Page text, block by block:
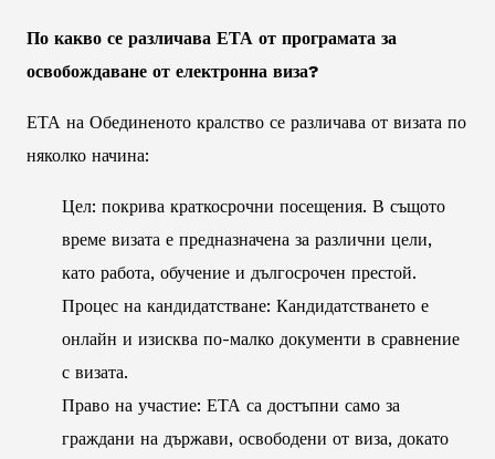
По какво се различава ЕТА от програмата за
освобождаване от електронна виза?
ЕТА на Обединеното кралство се различава от визата по
няколко начина:
Цел: покрива краткосрочни посещения. В същото
време визата е предназначена за различни цели,
като работа, обучение и дългосрочен престой.
Процес на кандидатстване: Кандидатстването е
онлайн и изисква по-малко документи в сравнение
с визата.
Право на участие: ЕТА са достъпни само за
граждани на държави, освободени от виза, докато